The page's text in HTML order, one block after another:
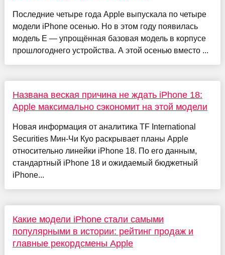
Последние четыре года Apple выпускала по четыре
модели iPhone осенью. Но в этом году появилась
модель E — упрощённая базовая модель в корпусе
прошлогоднего устройства. А этой осенью вместо ...
Названа веская причина не ждать iPhone 18:
Apple максимально сэкономит на этой модели
Новая информация от аналитика TF International
Securities Мин-Чи Куо раскрывает планы Apple
относительно линейки iPhone 18. По его данным,
стандартный iPhone 18 и ожидаемый бюджетный
iPhone...
Какие модели iPhone стали самыми
популярными в истории: рейтинг продаж и
главные рекордсмены Apple